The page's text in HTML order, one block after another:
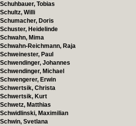
Schuhbauer, Tobias
Schultz, Willi
Schumacher, Doris
Schuster, Heidelinde
Schwahn, Mima
Schwahn-Reichmann, Raja
Schweinester, Paul
Schwendinger, Johannes
Schwendinger, Michael
Schwengerer, Erwin
Schwertsik, Christa
Schwertsik, Kurt
Schwetz, Matthias
Schwidlinski, Maximilian
Schwin, Svetlana